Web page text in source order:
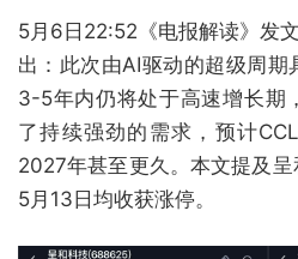
5月6日22:52《电报解读》发
出：此次由AI驱动的超级周
3-5年内仍将处于高速增长期
了持续强劲的需求，预计
2027年甚至更久。本文提及
5月13日均收获涨停。